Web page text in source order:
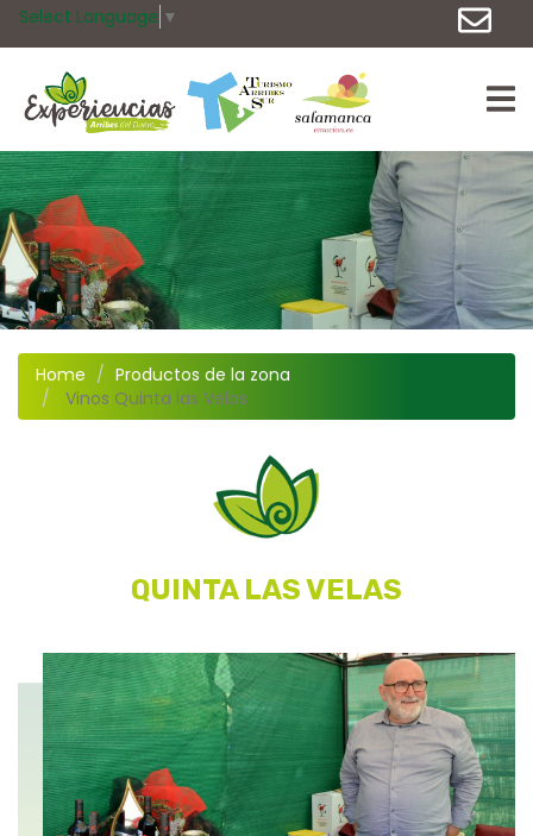
Select Language ▼
Home
Productos de la zona
Vinos Quinta las Velas
QUINTA LAS VELAS